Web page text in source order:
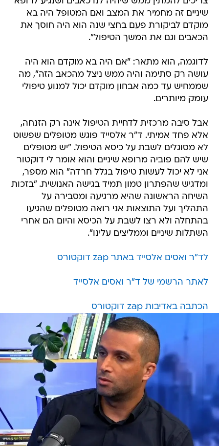
שיניים זה מחמיר את המצב ואם המטופל היה בא
מוקדם לביקורת פעם בחצי שנה הוא היה חוסך את
הכאבים וגם את המשך הטיפול".
לדוגמה, הוא מתאר: "אם היה בא מוקדם הוא היה
עושה רק סתימה והיה ממש ניצל מהכאב הזה", מה
שממחיש עד כמה אבחון מוקדם יכול למנוע טיפולי
עומק מיותרים.
אבל סיבה מרכזית לדחיית הטיפול אינה רק הזנחה,
אלא פחד אמיתי. ד"ר אלסייד פוגש מטופלים שפשוט
לא מסוגלים לשבת על כיסא הטיפול. "יש מטופלים
שיש להם פוביה מרופא שיניים והוא אומר לי דוקטור
אני לא יכול לעשות טיפול בגלל חרדה" הוא מספר,
ומדגיש שהפתרון טמון תמיד בגישה האנושית. "בזכות
השיחה הראשונה שהיא מרגיעה ומסבירה על
התהליך ועל התוצאות אני רואה מטופלים שהגיעו
בהתחלה ולא רצו לשבת על הכיסא והיום הם אחרי
השתלות שיניים וממליצים עלינו".
לד"ר ואסים אלסייד באתר zap דוקטורס
לאתר הרשמי של ד"ר ואסים אלסייד
הכתבה באדיבות zap דוקטורס